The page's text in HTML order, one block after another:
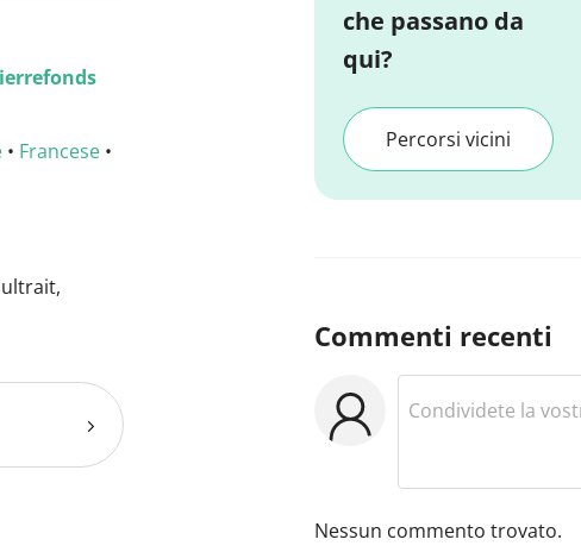
• Francese•
che passano da
qui?
Percorsi vicini
Commenti recenti
Nessun commento trovato.